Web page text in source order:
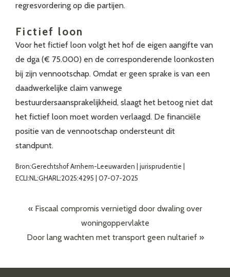
regresvordering op die partijen.
Fictief loon
Voor het fictief loon volgt het hof de eigen aangifte van
de dga (€ 75.000) en de corresponderende loonkosten
bij zijn vennootschap. Omdat er geen sprake is van een
daadwerkelijke claim vanwege
bestuurdersaansprakelijkheid, slaagt het betoog niet dat
het fictief loon moet worden verlaagd. De financiële
positie van de vennootschap ondersteunt dit
standpunt.
Bron:Gerechtshof Arnhem-Leeuwarden | jurisprudentie |
ECLI:NL:GHARL:2025:4295 | 07-07-2025
« Fiscaal compromis vernietigd door dwaling over
woningoppervlakte
Door lang wachten met transport geen nultarief»